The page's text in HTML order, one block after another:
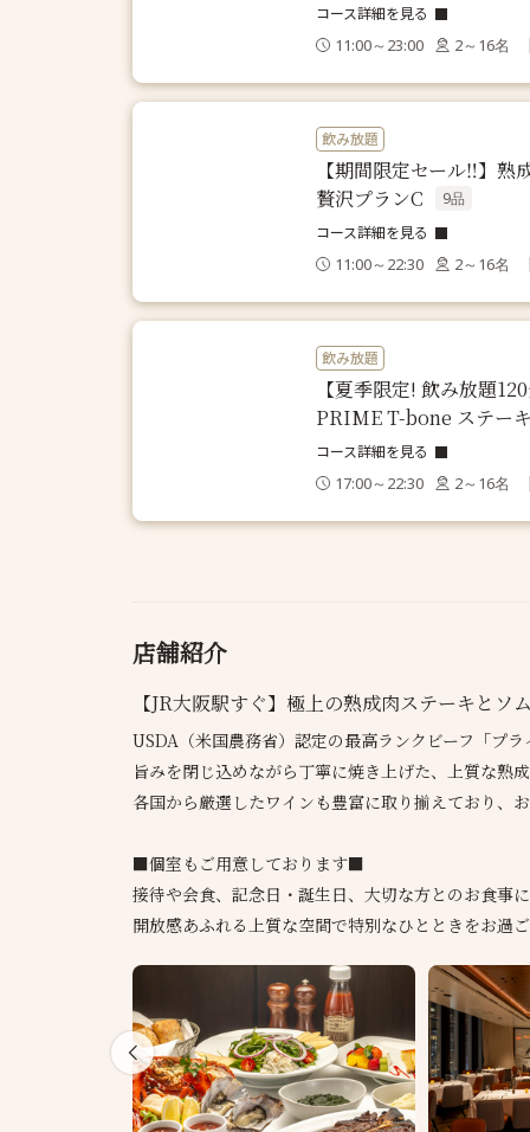
コース詳細を見る
11:00～23:00 2～16名
飲み放題
【期間限定セール‼】
贅沢プランC
9品
コース詳細を見る
11:00～22:30 2～16名
飲み放題
【夏季限定! 飲み放題
PRIME T-bone ステー
コース詳細を見る
17:00～22:30 2～16名
店舗紹介
【JR大阪駅すぐ】極上の熟成肉ステーキとソ
USDA（米国農務省）認定の最高ランクビーフ「プ
旨みを閉じ込めながら丁寧に焼き上げた、上質な熟
各国から厳選したワインも豊富に取り揃えており、
■個室もご用意しております■
接待や会食、記念日・誕生日、大切な方とのお食事
開放感あふれる上質な空間で特別なひとときをお過